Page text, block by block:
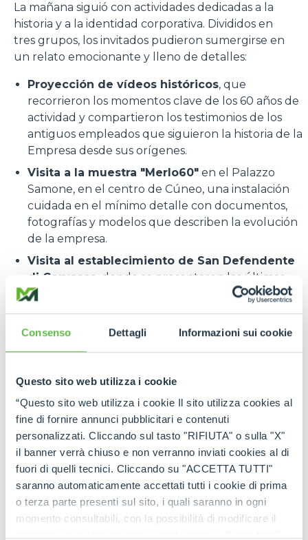
Consenso Dettagli Informazioni sui cookie
Questo sito web utilizza i cookie
“Questo sito web utilizza i cookie Il sito utilizza cookies al
fine di fornire annunci pubblicitari e contenuti
personalizzati. Cliccando sul tasto "RIFIUTA" o sulla "X"
il banner verrà chiuso e non verranno inviati cookies al di
fuori di quelli tecnici. Cliccando su "ACCETTA TUTTI"
saranno automaticamente accettati tutti i cookie di prima
o terza parte presenti sul sito, i quali saranno in ogni
momento consultabili, con la possibilità di modificare il
La mañana siguió con actividades dedicadas a la
historia y a la identidad corporativa. Divididos en
tres grupos, los invitados pudieron sumergirse en
un relato emocionante y lleno de detalles:
Proyección de vídeos históricos, que
recorrieron los momentos clave de los 60 años de
actividad y compartieron los testimonios de los
antiguos empleados que siguieron la historia de la
Empresa desde sus orígenes.
Visita a la muestra "Merlo60" en el Palazzo
Samone, en el centro de Cúneo, una instalación
cuidada en el mínimo detalle con documentos,
fotografías y modelos que describen la evolución
de la empresa.
Visita al establecimiento de San Defendente
di Cervasca
, donde se presentaron las últimas
novedades tecnológicas y los proyectos futuros,
como testimonio de la permanente búsqueda de
la excelencia e las inversiones en el territorio.
La comida representó un momento de
fortalecer los vínculos y compartir experiencias
profesionales, todo ello con un espíritu de
colaboración que distingue a Merlo.
La tarde y la noche de gala en Turín
Por la tarde, el grupo se desplazó a Turín para vivir
una experiencia exclusiva en el estupendo marco
de laPalazzina di Caccia di Stupinigi. La visita
guiada ofreció a los invitados una inmersión en la